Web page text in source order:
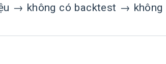
→ không có backtest → không